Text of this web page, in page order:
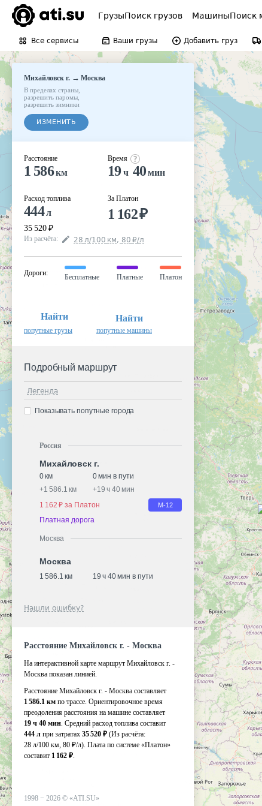
ГрузыПоиск грузов МашиныПоиск
Все сервисы Ваши грузы Добавить груз
Михайловск г.→Москва
В пределах страны
разрешить паромы
разрешить зимники
ИЗМЕНИТЬ
Расстояние
1 586км
Расход топлива
444л
35 520 ₽
Время
19ч 40 мин
За Платон
1 162₽
Из расчёта: 28 л/100 км, 80 ₽/л
Дороги:
Бесплатные Платные Платон
Найти
попутные грузы
Найти
попутные машины
Подробный маршрут
Легенда
Показывать попутные города
Россия
Михайловск г.
0 км
0 мин в пути
+1 586.1 км +19 ч 40 мин
1 162 ₽ за Платон
М-12
Платная дорога
Москва
Москва
1 586.1 км 19 ч 40 мин в пути
Нашли ошибку?
Расстояние Михайловск г. - Москва
На интерактивной карте маршрут Михайловск г. -
Москва показан линией.
Расстояние Михайловск г. - Москва составляет
1 586.1 км по трассе. Ориентировочное время
преодоления расстояния на машине составляет
19 ч 40 мин. Средний расход топлива составит
444 л при затратах 35 520 ₽ (Из расчёта:
28 л/100 км, 80 ₽/л). Плата по системе «Платон»
составит 1 162 ₽.
1998 − 2026 © «ATI.SU»